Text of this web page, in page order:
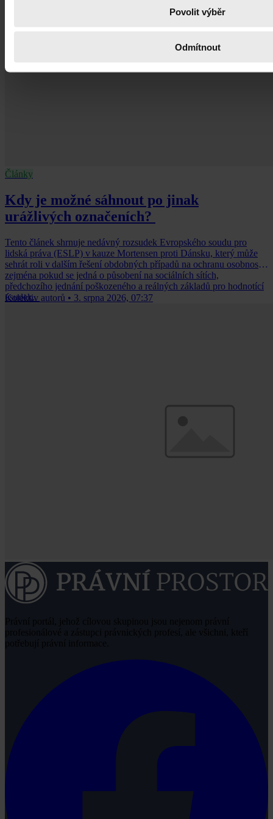
Povolit výběr
Odmítnout
Články
Kdy je možné sáhnout po jinak
urážlivých označeních?
Tento článek shrnuje nedávný rozsudek Evropského soudu pro
lidská práva (ESLP) v kauze Mortensen proti Dánsku, který může
sehrát roli v dalším řešení obdobných případů na ochranu osobnosti,
zejména pokud se jedná o působení na sociálních sítích,
předchozího jednání poškozeného a reálných základů pro hodnotící
úsudek.
Kolektiv autorů • 3. srpna 2026, 07:37